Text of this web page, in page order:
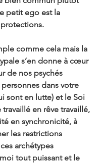
petit ego est la
comme cela mais la
s’en donne à cœur
de nos psychés
dans votre
sont en lutte) et le Soi
en rêve travaillé,
en synchronicité, à
les restrictions
archétypes
tout puissant et le